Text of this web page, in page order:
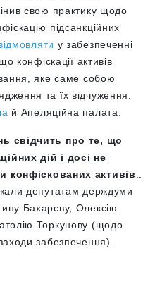
свою практику щодо
підсанкційних
у забезпеченні
конфіскації активів
яке саме собою
та їх відчуження.
й Апеляційна палата.
свідчить про те, що
дій і досі не
конфіскованих активів
депутатам держдуми
Бахарєву, Олексію
Торкунову (щодо
забезпечення).